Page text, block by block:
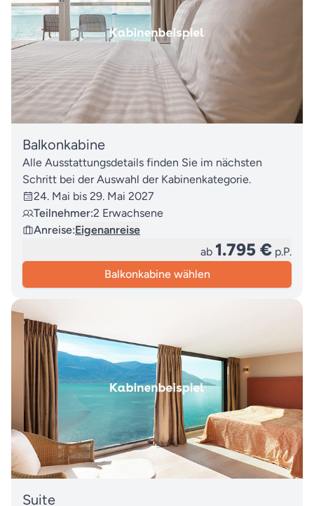
Balkonkabine
Alle Ausstattungsdetails finden Sie im nächsten
Schritt bei der Auswahl der Kabinenkategorie.
24. Mai bis 29. Mai 2027
Teilnehmer:2 Erwachsene
Anreise:Eigenanreise
ab 1.795 € p.P.
Balkonkabine wählen
Suite